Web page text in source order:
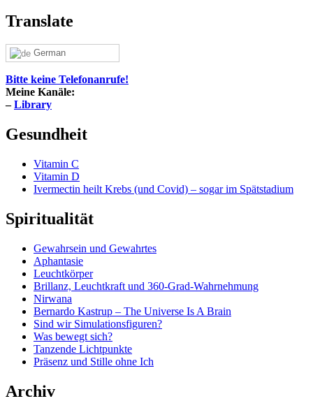
Translate
German
Bitte keine Telefonanrufe!
Meine Kanäle:
–Library
Gesundheit
Vitamin C
Vitamin D
Ivermectin heilt Krebs (und Covid) – sogar im Spätstadium
Spiritualität
Gewahrsein und Gewahrtes
Aphantasie
Leuchtkörper
Brillanz, Leuchtkraft und 360-Grad-Wahrnehmung
Nirwana
Bernardo Kastrup – The Universe Is A Brain
Sind wir Simulationsfiguren?
Was bewegt sich?
Tanzende Lichtpunkte
Präsenz und Stille ohne Ich
Archiv